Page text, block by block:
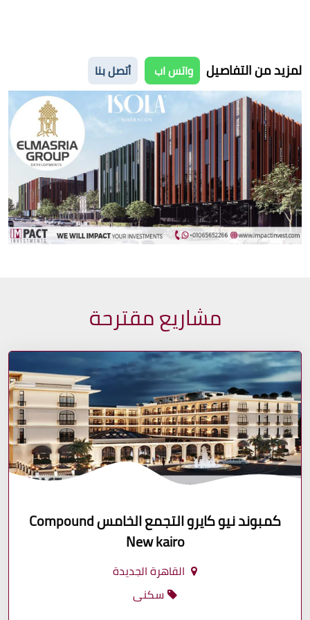
لمزيد من التفاصيل واتس اب أتصل بنا
مشاريع مقترحة
كمبوند نيو كايرو التجمع الخامس Compound
New kairo
القاهرة الجديدة
سكنى